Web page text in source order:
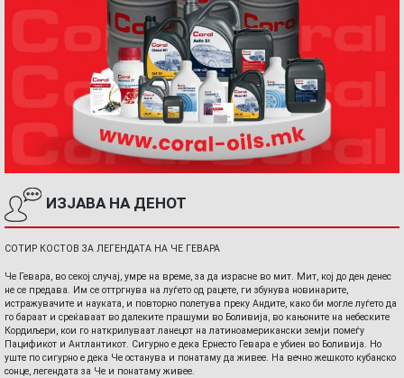
ИЗЈАВА НА ДЕНОТ
СОТИР КОСТОВ ЗА ЛЕГЕНДАТА НА ЧЕ ГЕВАРА
Че Гевара, во секој случај, умре на време, за да израсне во мит. Мит, кој до ден денес
не се предава. Им се оттргнува на луѓето од рацете, ги збунува новинарите,
истражувачите и науката, и повторно полетува преку Андите, како би могле луѓето да
го бараат и среќаваат во далеките прашуми во Боливија, во кањоните на небеските
Кордиљери, кои го наткрилуваат ланецот на латиноамерикански земји помеѓу
Пацификот и Антлантикот. Сигурно е дека Ернесто Гевара е убиен во Боливија. Но
уште по сигурно е дека Че останува и понатаму да живее. На вечно жешкото кубанско
сонце, легендата за Че и понатаму живее.